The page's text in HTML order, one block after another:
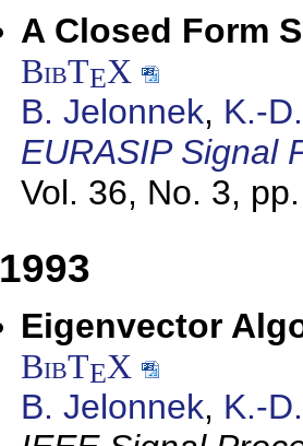
A Closed Form
BibTEX
B. Jelonnek, K.-
EURASIP Signal
Vol. 36, No. 3,
1993
Eigenvector
BibTEX
B. Jelonnek, K.-